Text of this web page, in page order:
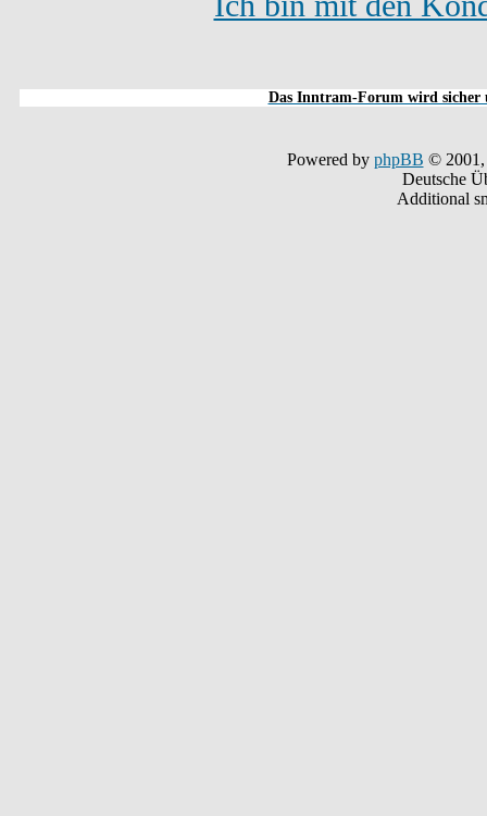
Das Inntram-Forum wird sicher
Powered by phpBB © 2001,
Deutsche
Additional